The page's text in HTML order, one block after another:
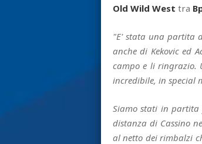
Old Wild West tra
"E' stata una partita
anche di Kekovic ed
campo e li ringrazio.
incredibile, in special
Siamo stati in
distanza di Cassino
al netto dei rimbalzi